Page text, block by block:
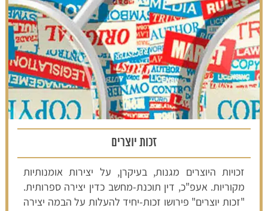
זכות יוצרים
זכויות היוצרים מגנות, בעיקרן, על יצירות אומנותיות
מקוריות. אעפ"כ, דין תוכנת-מחשב כדין יצירה ספרותית.
"זכות יוצרים" פירושו זכות-יחיד להעלות על הבמה יצירה